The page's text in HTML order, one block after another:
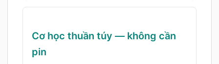
Cơ học thuần túy — không cần
pin